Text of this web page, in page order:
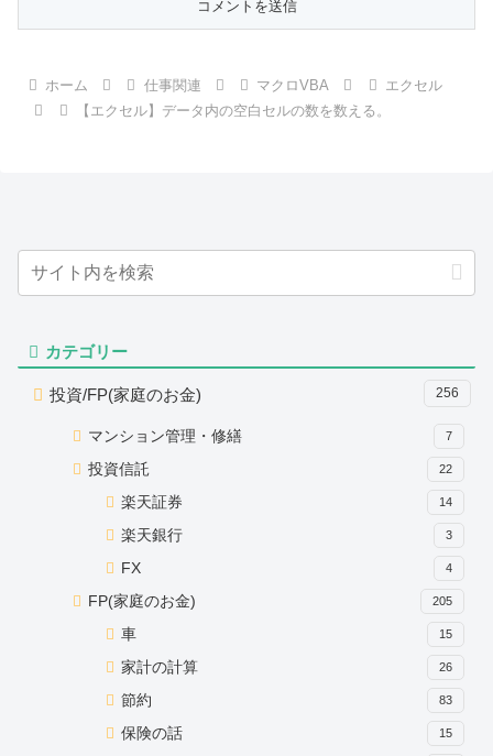
ホーム 仕事関連 マクロVBA
エクセル
【エクセル】データ内の空白セルの数を数える。
カテゴリー
投資/FP(家庭のお金) 256
マンション管理・修繕 7
投資信託 22
楽天証券 14
楽天銀行 3
FX 4
FP(家庭のお金) 205
車 15
家計の計算 26
節約 83
保険の話 15